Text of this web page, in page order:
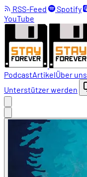
RSS-Feed Spotify
YouTube
PodcastArtikelÜber uns
Unterstützer werden